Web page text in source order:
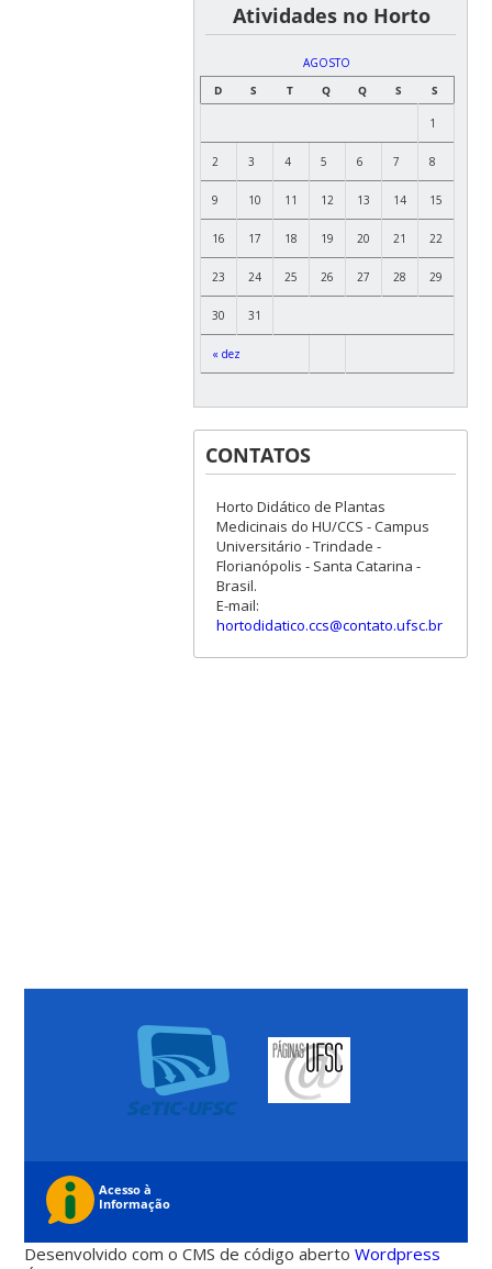
͏ ͏ ͏ ͏ ͏ ͏Atividades no Horto
AGOSTO
D
S T Q Q S S
« dez
1
2 3 4 5 6 7 8
9 10 11 12 13 14 15
16 17 18 19 20 21 22
23 24 25 26 27 28 29
30 31
CONTATOS
Horto Didático de Plantas
Medicinais do HU/CCS - Campus
Universitário - Trindade -
Florianópolis - Santa Catarina -
Brasil.
E-mail:
hortodidatico.ccs@contato.ufsc.br
Desenvolvido com o CMS de código abertoWordpress